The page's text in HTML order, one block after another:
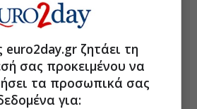
euro2day.gr ζητάει τη
σας προκειμένου να
τα προσωπικά σας
για: